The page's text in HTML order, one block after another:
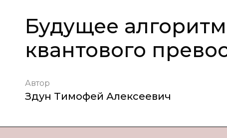
Будущее
квантового
Автор
Здун Тимофей Алексеевич